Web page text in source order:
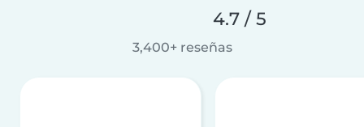
4.7 / 5
3,400+ reseñas